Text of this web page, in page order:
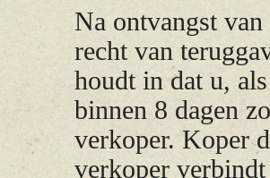
Na ontvangst van
recht van
houdt in dat u,
binnen 8 dagen
verkoper. Koper
verkoper